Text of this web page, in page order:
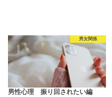
男女関係
男性心理 振り回されたい編